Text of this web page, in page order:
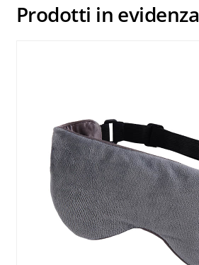
Prodotti in evidenza